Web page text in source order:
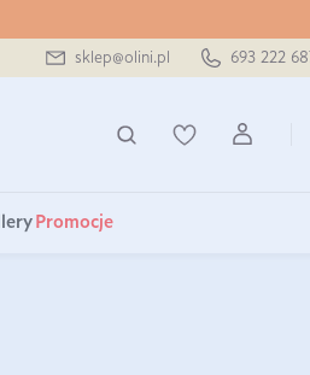
sklep@olini.pl 693 222
Promocje